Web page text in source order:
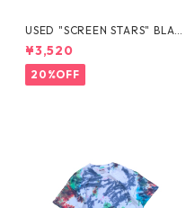
USED "SCREEN STARS" BLAN
K TEE
¥3,520
20%OFF